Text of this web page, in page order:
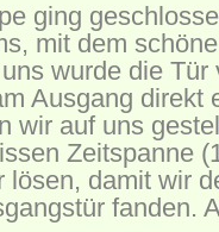
ging
mit dem
wurde die
Ausgang direkt
wir auf uns
Zeitspanne
lösen, damit wir
fanden.